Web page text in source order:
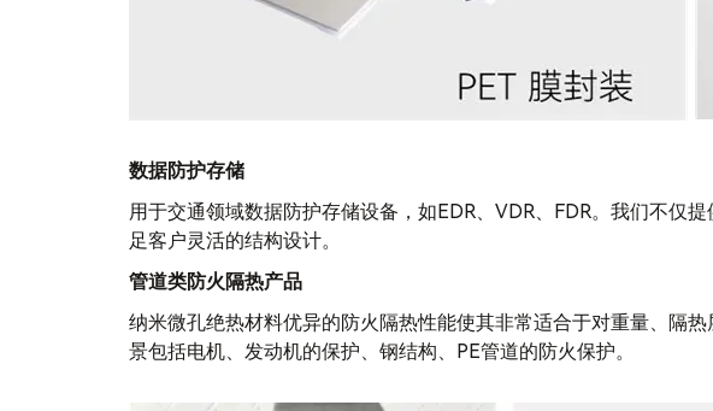
数据防护存储
用于交通领域数据防护存储设备，如EDR、VDR、FDR。我们不仅
足客户灵活的结构设计。
管道类防火隔热产品
纳米微孔绝热材料优异的防火隔热性能使其非常适合于对重量、隔
景包括电机、发动机的保护、钢结构、PE管道的防火保护。